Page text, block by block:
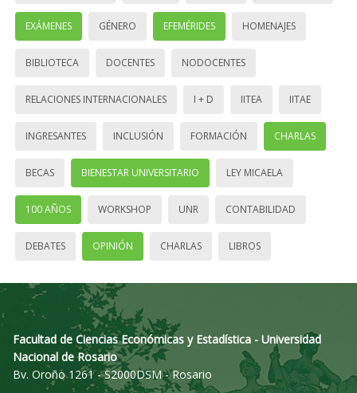
EXÁMENES GÉNERO EFEMÉRIDES HOMENAJES
BIBLIOTECA DOCENTES NODOCENTES
RELACIONES INTERNACIONALES I + D IITEA IITAE
INGRESANTES INCLUSIÓN FORMACIÓN CHARLAS
BECAS BIENESTAR UNIVERSITARIO LEY MICAELA
100 AÑOS WORKSHOP UNR CONTABILIDAD
DEBATES OPINIÓN CHARLAS LIBROS
Facultad de Ciencias Económicas y Estadística - Universidad
Nacional de Rosario
Bv. Oroño 1261 - S2000DSM - Rosario